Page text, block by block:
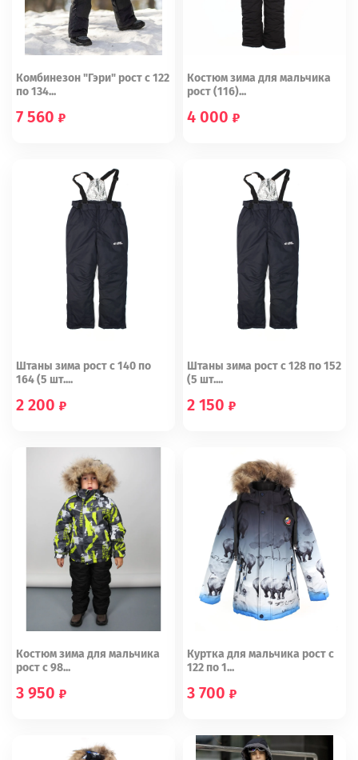
Комбинезон "Гэри" рост с 122
по 134...
7 560
Костюм зима для мальчика
рост (116)...
4 000
Штаны зима рост с 140 по
164 (5 шт....
2 200
140 146 152 164
Штаны зима рост с 128 по 152
(5 шт....
2 150
Костюм зима для мальчика
рост с 98...
3 950
Куртка для мальчика рост с
122 по 1...
3 700
122 128 134 140